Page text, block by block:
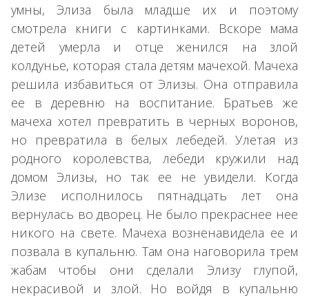
умны, Элиза была младше их и поэтому
смотрела книги с картинками. Вскоре мама
детей умерла и отце женился на злой
колдунье, которая стала детям мачехой. Мачеха
решила избавиться от Элизы. Она отправила
ее в деревню на воспитание. Братьев же
мачеха хотел превратить в черных воронов,
но превратила в белых лебедей. Улетая из
родного королевства, лебеди кружили над
домом Элизы, но так ее не увидели. Когда
Элизе исполнилось пятнадцать лет она
вернулась во дворец. Не было прекраснее нее
никого на свете. Мачеха возненавидела ее и
позвала в купальню. Там она наговорила трем
жабам чтобы они сделали Элизу глупой,
некрасивой и злой. Но войдя в купальню